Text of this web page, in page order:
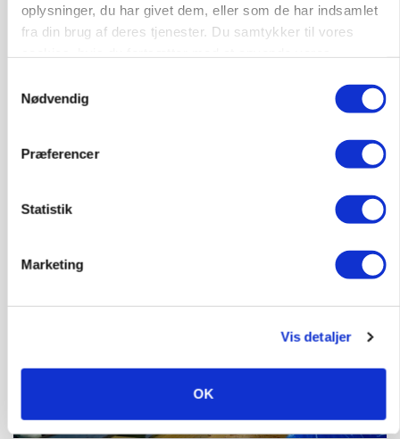
oplysninger, du har givet dem, eller som de har indsamlet
fra din brug af deres tjenester. Du samtykker til vores
Nødvendig
Præferencer
Statistik
Marketing
Vis detaljer
OK
KVÆG
Snart kan man søge tilskud til naturprojekter
Annonce
PLANTER
Før såmaskinen kører: Her er efterårets største